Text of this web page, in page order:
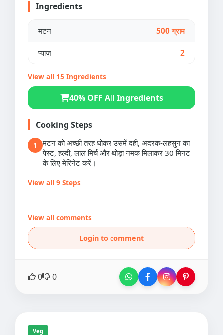
Ingredients
मटन 500 ग्राम
प्याज़ 2
View all 15 Ingredients
40% OFF All Ingredients
Cooking Steps
1
मटन को अच्छी तरह धोकर उसमें दही, अदरक-लहसुन का
पेस्ट, हल्दी, लाल मिर्च और थोड़ा नमक मिलाकर 30 मिनट
के लिए मेरिनेट करें।
View all 9 Steps
View all comments
Login to comment
0 0
Veg